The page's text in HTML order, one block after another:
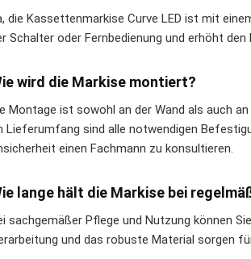
die Kassettenmarkise Curve LED ist mit
Schalter oder Fernbedienung und erhöht
wird die Markise montiert?
Montage ist sowohl an der Wand als auch
Lieferumfang sind alle notwendigen
einen Fachmann zu konsultieren.
lange hält die Markise bei
sachgemäßer Pflege und Nutzung können
und das robuste Material sorgen